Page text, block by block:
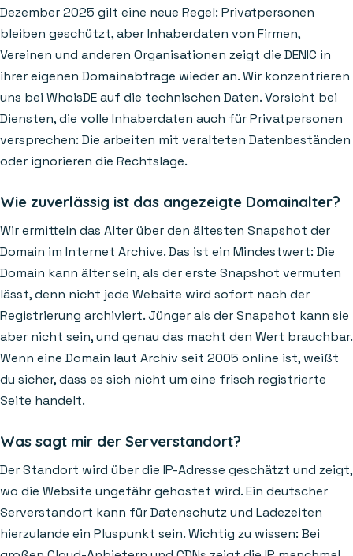
Dezember 2025 gilt eine neue Regel: Privatpersonen
bleiben geschützt, aber Inhaberdaten von Firmen,
Vereinen und anderen Organisationen zeigt die DENIC in
ihrer eigenen Domainabfrage wieder an. Wir konzentrieren
uns bei WhoisDE auf die technischen Daten. Vorsicht bei
Diensten, die volle Inhaberdaten auch für Privatpersonen
versprechen: Die arbeiten mit veralteten Datenbeständen
oder ignorieren die Rechtslage.
Wie zuverlässig ist das angezeigte Domainalter?
Wir ermitteln das Alter über den ältesten Snapshot der
Domain im Internet Archive. Das ist ein Mindestwert: Die
Domain kann älter sein, als der erste Snapshot vermuten
lässt, denn nicht jede Website wird sofort nach der
Registrierung archiviert. Jünger als der Snapshot kann sie
aber nicht sein, und genau das macht den Wert brauchbar.
Wenn eine Domain laut Archiv seit 2005 online ist, weißt
du sicher, dass es sich nicht um eine frisch registrierte
Seite handelt.
Was sagt mir der Serverstandort?
Der Standort wird über die IP-Adresse geschätzt und zeigt,
wo die Website ungefähr gehostet wird. Ein deutscher
Serverstandort kann für Datenschutz und Ladezeiten
hierzulande ein Pluspunkt sein. Wichtig zu wissen: Bei